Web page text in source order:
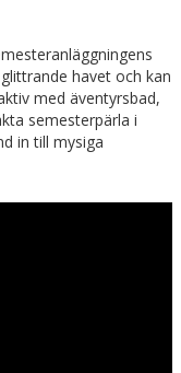
havet och kan
med äventyrsbad,
semesterpärla i
in till mysiga